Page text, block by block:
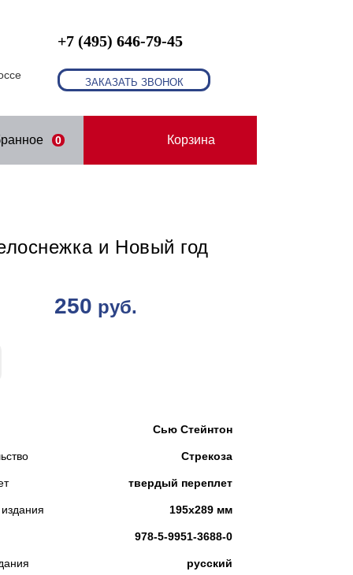
+7 (495) 646-79-45
ЗАКАЗАТЬ ЗВОНОК
0 Корзина
и Новый год
250 руб.
Сью Стейнтон
Стрекоза
твердый переплет
195х289 мм
978-5-9951-3688-0
русский